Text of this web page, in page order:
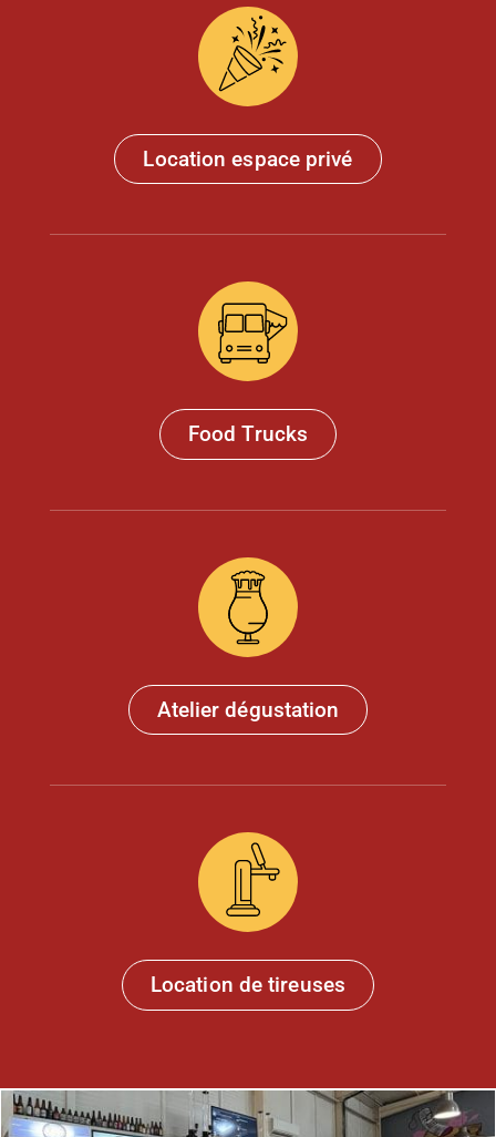
Location espace privé
Food Trucks
Atelier dégustation
Location de tireuses